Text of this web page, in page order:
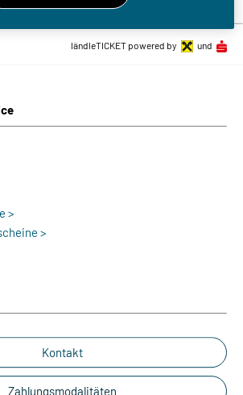
>
>
Kontakt
Zahlungsmodalitäten
ländleTICKET powered by und